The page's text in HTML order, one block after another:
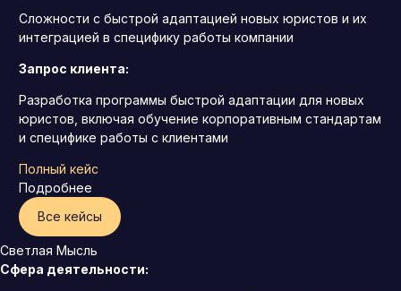
Сложности с быстрой адаптацией новых юристов и их
интеграцией в специфику работы компании
Запрос клиента:
Разработка программы быстрой адаптации для новых
юристов, включая обучение корпоративным стандартам
и специфике работы с клиентами
Полный кейс
Подробнее
Все кейсы
Светлая Мысль
Сфера деятельности: